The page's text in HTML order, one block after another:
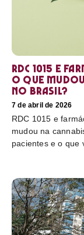
RDC 1015 e
o que
no Brasil?
7 de abril de 2026
RDC 1015 e
mudou na
pacientes e o que